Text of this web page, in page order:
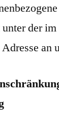
der
an